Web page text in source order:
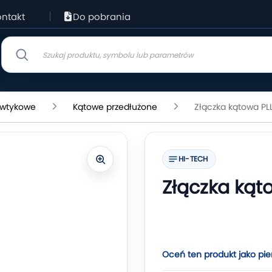
Do pobrania
Kątowe przedłużone Złączka kątowa
HI-TECH
Złączka
Oceń ten produkt jako